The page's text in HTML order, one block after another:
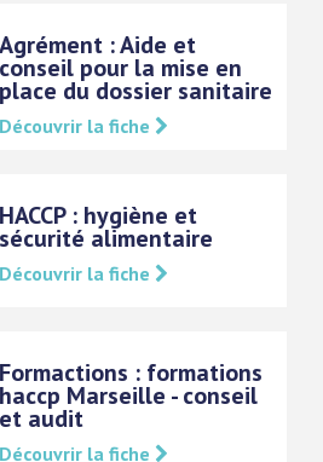
Agrément : Aide et
conseil pour la mise en
place du dossier sanitaire
Découvrir la fiche
HACCP : hygiène et
sécurité alimentaire
Découvrir la fiche
Formactions : formations
haccp Marseille - conseil
et audit
Découvrir la fiche